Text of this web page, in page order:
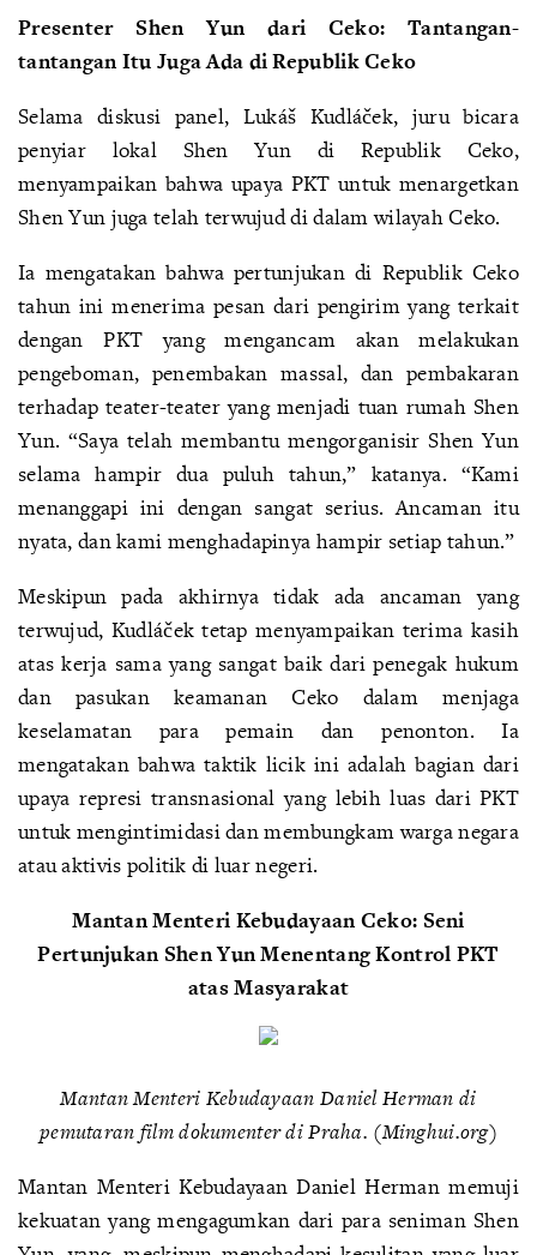
Presenter Shen Yun dari Ceko: Tantangan-
tantangan Itu Juga Ada di Republik Ceko
Selama diskusi panel, Lukáš Kudláček, juru bicara
penyiar lokal Shen Yun di Republik Ceko,
menyampaikan bahwa upaya PKT untuk menargetkan
Shen Yun juga telah terwujud di dalam wilayah Ceko.
Ia mengatakan bahwa pertunjukan di Republik Ceko
tahun ini menerima pesan dari pengirim yang terkait
dengan PKT yang mengancam akan melakukan
pengeboman, penembakan massal, dan pembakaran
terhadap teater-teater yang menjadi tuan rumah Shen
Yun. “Saya telah membantu mengorganisir Shen Yun
selama hampir dua puluh tahun,” katanya. “Kami
menanggapi ini dengan sangat serius. Ancaman itu
nyata, dan kami menghadapinya hampir setiap tahun.”
Meskipun pada akhirnya tidak ada ancaman yang
terwujud, Kudláček tetap menyampaikan terima kasih
atas kerja sama yang sangat baik dari penegak hukum
dan pasukan keamanan Ceko dalam menjaga
keselamatan para pemain dan penonton. Ia
mengatakan bahwa taktik licik ini adalah bagian dari
upaya represi transnasional yang lebih luas dari PKT
untuk mengintimidasi dan membungkam warga negara
atau aktivis politik di luar negeri.
Mantan Menteri Kebudayaan Ceko: Seni
Pertunjukan Shen Yun Menentang Kontrol PKT
atas Masyarakat
Mantan Menteri Kebudayaan Daniel Herman di
pemutaran film dokumenter di Praha. (Minghui.org)
Mantan Menteri Kebudayaan Daniel Herman memuji
kekuatan yang mengagumkan dari para seniman Shen